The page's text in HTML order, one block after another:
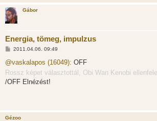
Gábor
Energia, tömeg, impulzus
H
z
á
s
z
2011.04.06. 09:49
@vaskalapos (16049): OFF
Rossz képet választottál, Obi Wan Kenobi
/OFF Elnézést!
Gézoo